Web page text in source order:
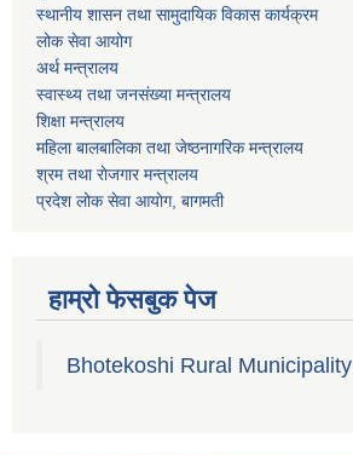
स्थानीय शासन तथा सामुदायिक विकास कार्यक्रम
लोक सेवा आयोग
अर्थ मन्त्रालय
स्वास्थ्य तथा जनस‌ंख्या मन्त्रालय
शिक्षा मन्त्रालय
महिला बालबालिका तथा जेष्ठनागरिक मन्त्रालय
श्रम तथा राेजगार मन्त्रालय
प्रदेश लोक सेवा आयाेग, बागमती
हाम्रो फेसबुक पेज
Bhotekoshi Rural Municipality